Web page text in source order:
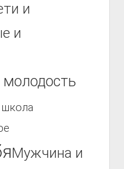
и
и
молодость
Мужчина и